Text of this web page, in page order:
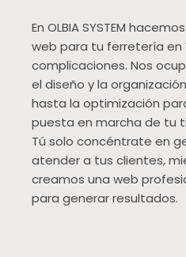
En OLBIA SYSTEM
web para tu ferretería en
complicaciones. Nos
el diseño y la
hasta la optimización
puesta en marcha de tu
Tú solo concéntrate en
atender a tus clientes,
creamos una web
para generar resultados.